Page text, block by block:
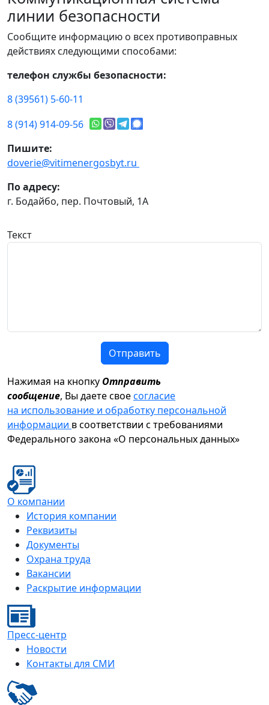
линии безопасности
Сообщите информацию о всех противоправных
действиях следующими способами:
телефон службы безопасности:
8 (39561) 5-60-11
8 (914) 914-09-56
Пишите:
doverie@vitimenergosbyt.ru
По адресу:
г. Бодайбо, пер. Почтовый, 1А
Текст
Отправить
Нажимая на кнопку Отправить
сообщение, Вы даете своесогласие
на использование и обработку персональной
информации в соответствии с требованиями
Федерального закона «О персональных данных»
О компании
История компании
Реквизиты
Документы
Охрана труда
Вакансии
Раскрытие информации
Пресс-центр
Новости
Контакты для СМИ